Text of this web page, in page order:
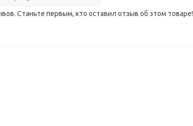
Станьте первым, кто оставил отзыв об этом товаре!